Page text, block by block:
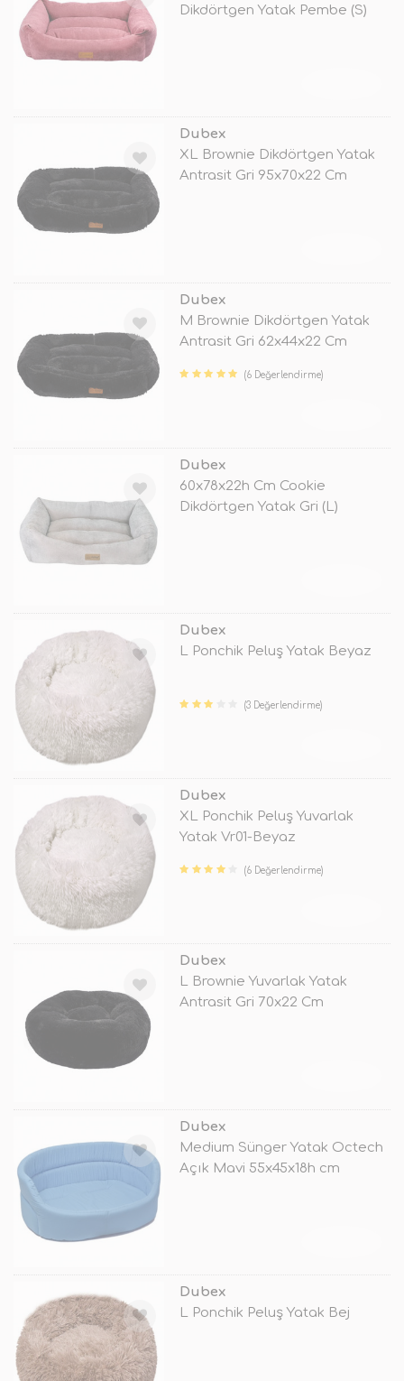
Dikdörtgen Yatak Pembe (S)
Dubex
XL Brownie Dikdörtgen Yatak
Antrasit Gri 95x70x22 Cm
Dubex
M Brownie Dikdörtgen Yatak
Antrasit Gri 62x44x22 Cm
(6 Değerlendirme)
Dubex
60x78x22h Cm Cookie
Dikdörtgen Yatak Gri (L)
Dubex
L Ponchik Peluş Yatak Beyaz
(3 Değerlendirme)
Dubex
XL Ponchik Peluş Yuvarlak
Yatak Vr01-Beyaz
(6 Değerlendirme)
Dubex
L Brownie Yuvarlak Yatak
Antrasit Gri 70x22 Cm
Dubex
Medium Sünger Yatak Octech
Açık Mavi 55x45x18h cm
Dubex
L Ponchik Peluş Yatak Bej